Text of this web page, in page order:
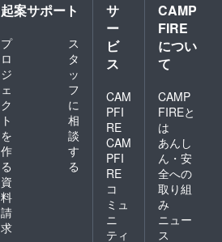
起案サポート
プ
ロ
ジ
ェ
ク
ト
を
作
る
ス
タ
ッ
フ
に
相
談
す
る
資
料
請
求
サ
ー
ビ
ス
CAM
PFI
RE
CAM
PFI
RE
コ
ミュ
ニ
ティ
CAMP
FIRE
につい
て
CAMP
FIREと
は
あんし
ん・安
全への
取り組
み
ニュー
ス